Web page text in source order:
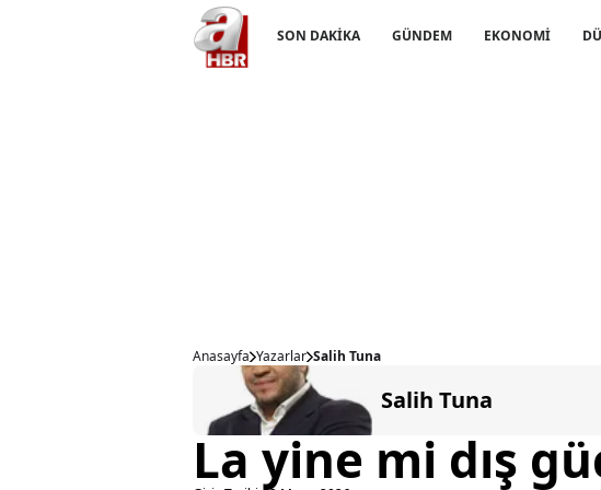
SON DAKİKA GÜNDEM EKONOMİ
Anasayfa Yazarlar Salih Tuna
Salih Tuna
La yine mi dış